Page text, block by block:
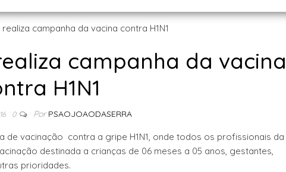
campanha da vacina
H1N1
0 Por PSAOJOAODASERRA
de vacinação contra a gripe H1N1, onde todos os profissionais da
destinada a crianças de 06 meses a 05 anos, gestantes,
prioridades.